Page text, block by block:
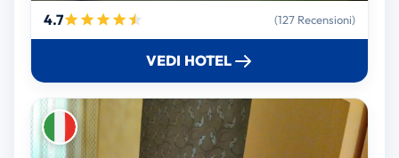
4.7 (127 Recensioni)
VEDI HOTEL